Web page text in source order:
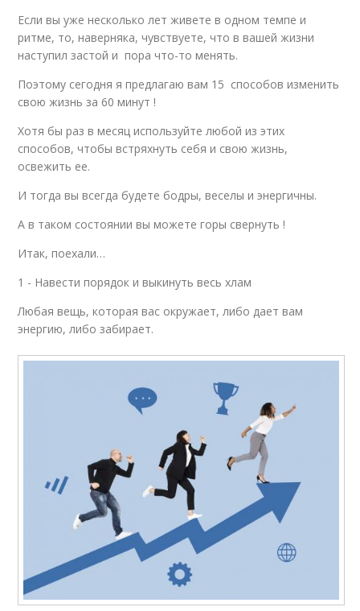
Если вы уже несколько лет живете в одном темпе и
ритме, то, наверняка, чувствуете, что в вашей жизни
наступил застой и пора что-то менять.
Поэтому сегодня я предлагаю вам 15 способов изменить
свою жизнь за 60 минут !
Хотя бы раз в месяц используйте любой из этих
способов, чтобы встряхнуть себя и свою жизнь,
освежить ее.
И тогда вы всегда будете бодры, веселы и энергичны.
А в таком состоянии вы можете горы свернуть !
Итак, поехали…
1 - Навести порядок и выкинуть весь хлам
Любая вещь, которая вас окружает, либо дает вам
энергию, либо забирает.